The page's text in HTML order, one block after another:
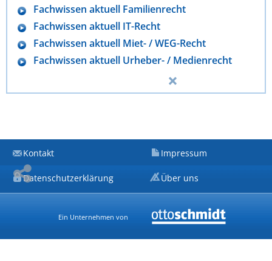
Fachwissen aktuell Familienrecht
Fachwissen aktuell IT-Recht
Fachwissen aktuell Miet- / WEG-Recht
Fachwissen aktuell Urheber- / Medienrecht
Kontakt Impressum
Datenschutzerklärung Über uns
Ein Unternehmen von